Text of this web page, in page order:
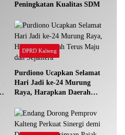
Peningkatan Kualitas SDM
DPRD Kalteng
Purdiono Ucapkan Selamat
Hari Jadi ke-24 Murung
Raya, Harapkan Daerah